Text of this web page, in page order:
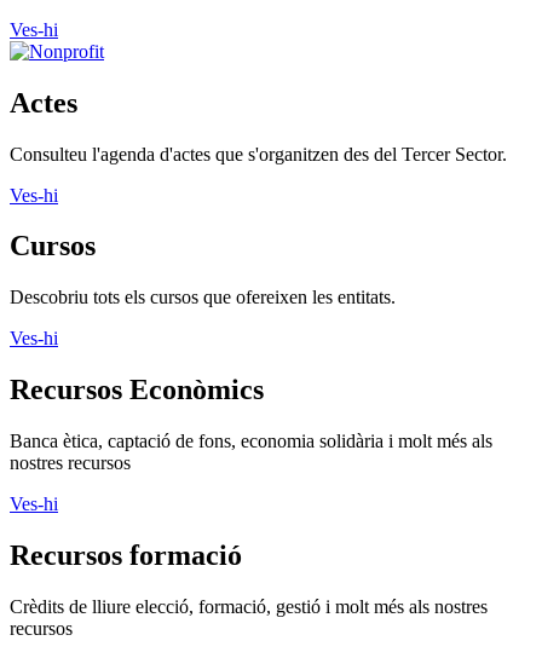
Ves-hi
Actes
Consulteu l'agenda d'actes que s'organitzen des del Tercer Sector.
Ves-hi
Cursos
Descobriu tots els cursos que ofereixen les entitats.
Ves-hi
Recursos Econòmics
Banca ètica, captació de fons, economia solidària i molt més als
nostres recursos
Ves-hi
Recursos formació
Crèdits de lliure elecció, formació, gestió i molt més als nostres
recursos